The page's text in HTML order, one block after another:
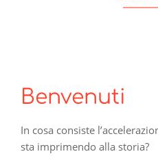
Benvenuti
In cosa consiste
sta imprimendo alla storia?